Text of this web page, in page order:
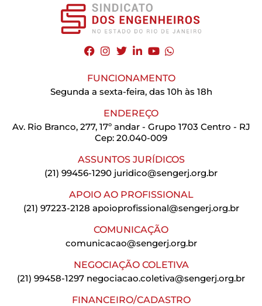
FUNCIONAMENTO
Segunda a sexta-feira, das 10h às 18h
ENDEREÇO
Av. Rio Branco, 277, 17º andar - Grupo 1703 Centro - RJ
Cep: 20.040-009
ASSUNTOS JURÍDICOS
(21) 99456-1290 juridico@sengerj.org.br
APOIO AO PROFISSIONAL
(21) 97223-2128 apoioprofissional@sengerj.org.br
COMUNICAÇÃO
comunicacao@sengerj.org.br
NEGOCIAÇÃO COLETIVA
(21) 99458-1297 negociacao.coletiva@sengerj.org.br
FINANCEIRO/CADASTRO